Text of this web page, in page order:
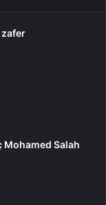
zafer
Mohamed Salah